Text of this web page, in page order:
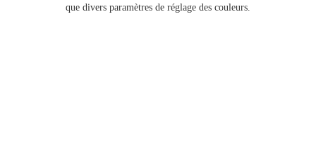
que divers paramètres de réglage des couleurs.